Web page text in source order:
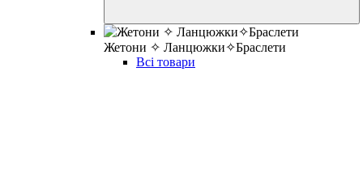
Жетони ✧ Ланцюжки✧Браслети
Всі товари